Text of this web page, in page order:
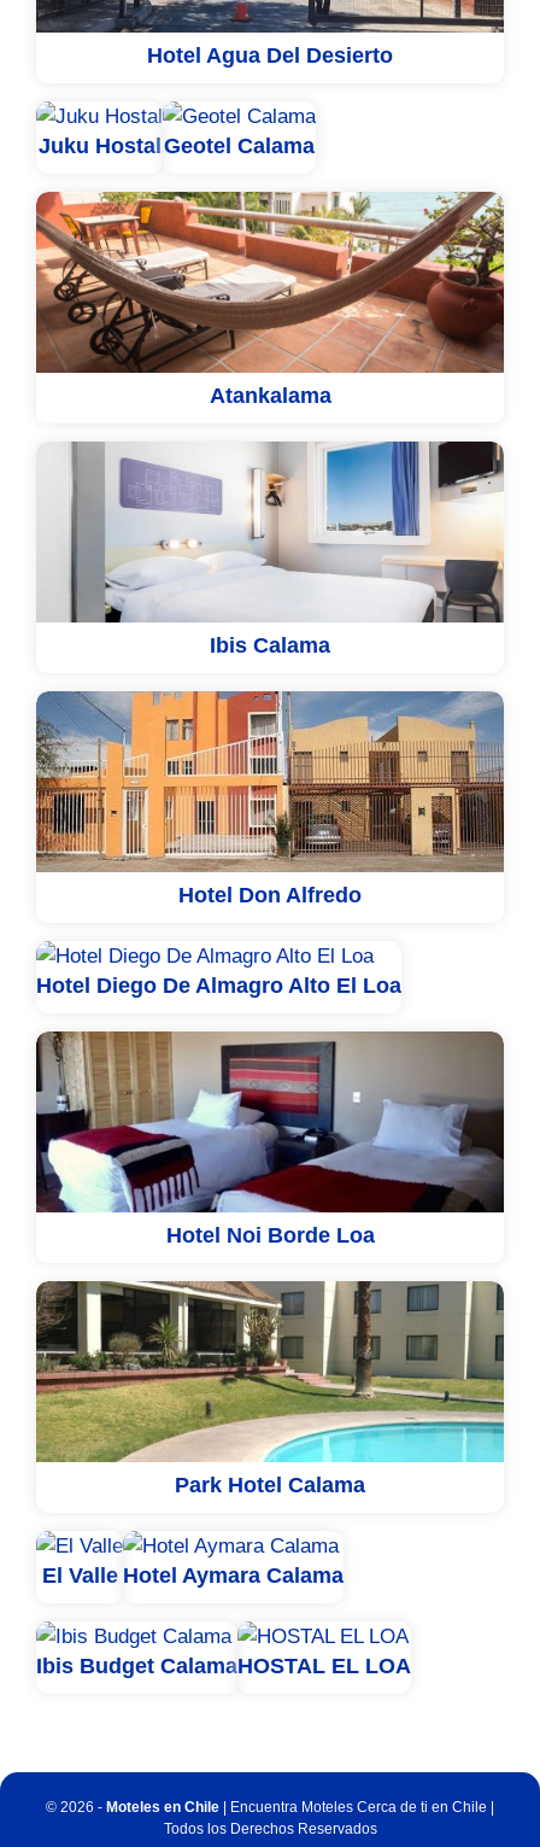
Hotel Agua Del Desierto
Juku Hostal Geotel Calama
Atankalama
Ibis Calama
Hotel Don Alfredo
Hotel Diego De Almagro Alto El Loa
Hotel Noi Borde Loa
Park Hotel Calama
El Valle Hotel Aymara Calama
Ibis Budget CalamaHOSTAL EL LOA
© 2026 - Moteles en Chile | Encuentra Moteles Cerca de ti en Chile |
Todos los Derechos Reservados